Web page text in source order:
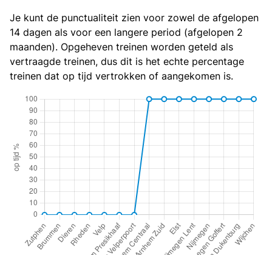
Je kunt de punctualiteit zien voor zowel de afgelopen
14 dagen als voor een langere period (afgelopen 2
maanden). Opgeheven treinen worden geteld als
vertraagde treinen, dus dit is het echte percentage
treinen dat op tijd vertrokken of aangekomen is.